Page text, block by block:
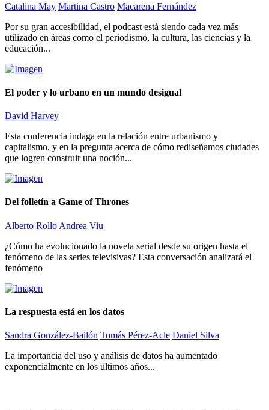
Catalina May Martina Castro Macarena Fernández
Por su gran accesibilidad, el podcast está siendo cada vez más
utilizado en áreas como el periodismo, la cultura, las ciencias y la
educación...
El poder y lo urbano en un mundo desigual
David Harvey
Esta conferencia indaga en la relación entre urbanismo y
capitalismo, y en la pregunta acerca de cómo rediseñamos ciudades
que logren construir una noción...
Del folletín a Game of Thrones
Alberto Rollo Andrea Viu
¿Cómo ha evolucionado la novela serial desde su origen hasta el
fenómeno de las series televisivas? Esta conversación analizará el
fenómeno
La respuesta está en los datos
Sandra González-Bailón Tomás Pérez-Acle Daniel Silva
La importancia del uso y análisis de datos ha aumentado
exponencialmente en los últimos años...